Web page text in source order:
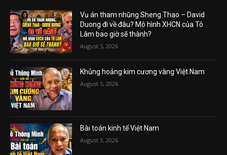
Vụ án tham nhũng Sheng Thao – David
Duong đi về đâu? Mô hình XHCN của Tô
Lâm bao giờ sẽ thành?
August 5, 2026
Khủng hoảng kim cương vàng Việt Nam
August 5, 2026
Bài toán kinh tế Việt Nam
August 3, 2026